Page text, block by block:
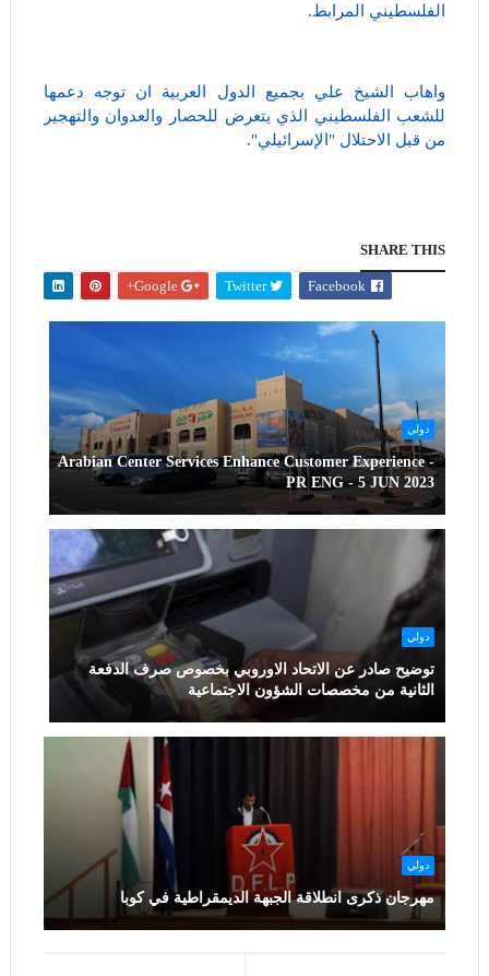
الفلسطيني المرابط.
واهاب الشيخ علي بجميع الدول العربية ان توجه دعمها
للشعب الفلسطيني الذي يتعرض للحصار والعدوان والتهجير
من قبل الاحتلال "الإسرائيلي".
SHARE THIS
Twitter
Google+
دولي
Arabian Center Services Enhance Customer Experience -
PR ENG - 5 JUN 2023
دولي
توضيح صادر عن الاتحاد الاوروبي بخصوص صرف الدفعة
الثانية من مخصصات الشؤون الاجتماعية
دولي
مهرجان ذكرى انطلاقة الجبهة الديمقراطية في كوبا